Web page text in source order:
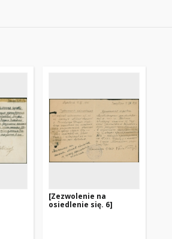
[Zezwolenie na
osiedlenie się. 6]